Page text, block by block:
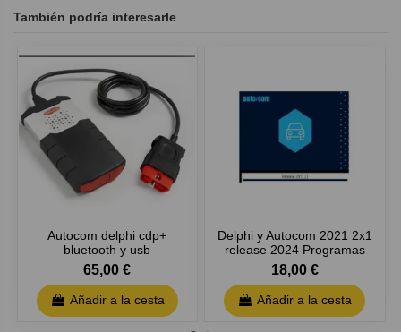
También podría interesarle
Autocom delphi cdp+
bluetooth y usb
65,00 €
Añadir a la cesta
Delphi y Autocom 2021 2x1
release 2024 Programas
18,00 €
Añadir a la cesta